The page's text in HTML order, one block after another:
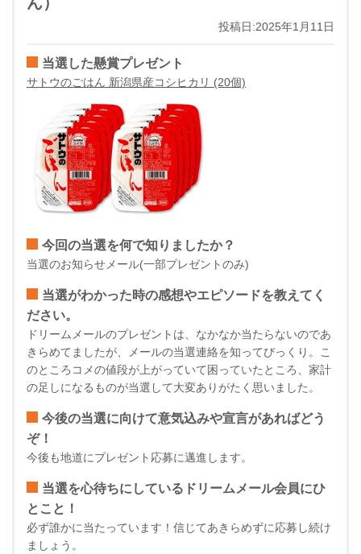
投稿日:2025年1月11日
当選した懸賞プレゼント
サトウのごはん 新潟県産コシヒカリ (20個)
今回の当選を何で知りましたか？
当選のお知らせメール(一部プレゼントのみ)
当選がわかった時の感想やエピソードを教えてく
ださい。
ドリームメールのプレゼントは、なかなか当たらないのであ
きらめてましたが、メールの当選連絡を知ってびっくり。こ
のところコメの値段が上がっていて困っていたところ、家計
の足しになるものが当選して大変ありがたく思いました。
今後の当選に向けて意気込みや宣言があればどう
ぞ！
今後も地道にプレゼント応募に邁進します。
当選を心待ちにしているドリームメール会員にひ
とこと！
必ず誰かに当たっています！信じてあきらめずに応募し続け
ましょう。